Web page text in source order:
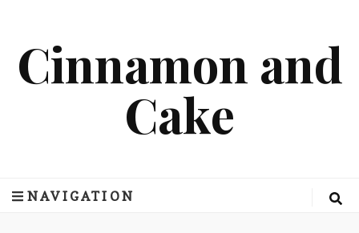
Cinnamon and
Cake
NAVIGATION